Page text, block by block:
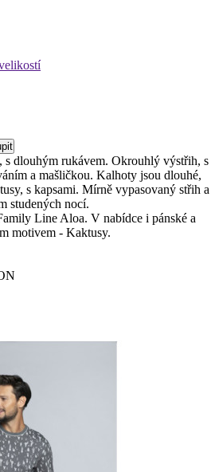
s dlouhým rukávem. Okrouhlý výstřih, s
a mašličkou. Kalhoty jsou dlouhé,
s kapsami. Mírně vypasovaný střih a
studených nocí.
Line Aloa. V nabídce i pánské a
motivem - Kaktusy.